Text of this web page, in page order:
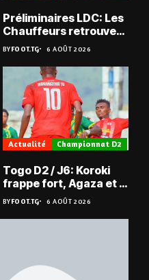
Préliminaires LDC: Les
Chauffeurs retrouvent
les Mimos
BYFOOT.TG 6 AOÛT 2026
Actualité Championnat D2
Togo D2 / J6: Koroki
frappe fort, Agaza et la
JCA assurent,
suspense avant Sara
FC – Doumbé FC
BYFOOT.TG 6 AOÛT 2026